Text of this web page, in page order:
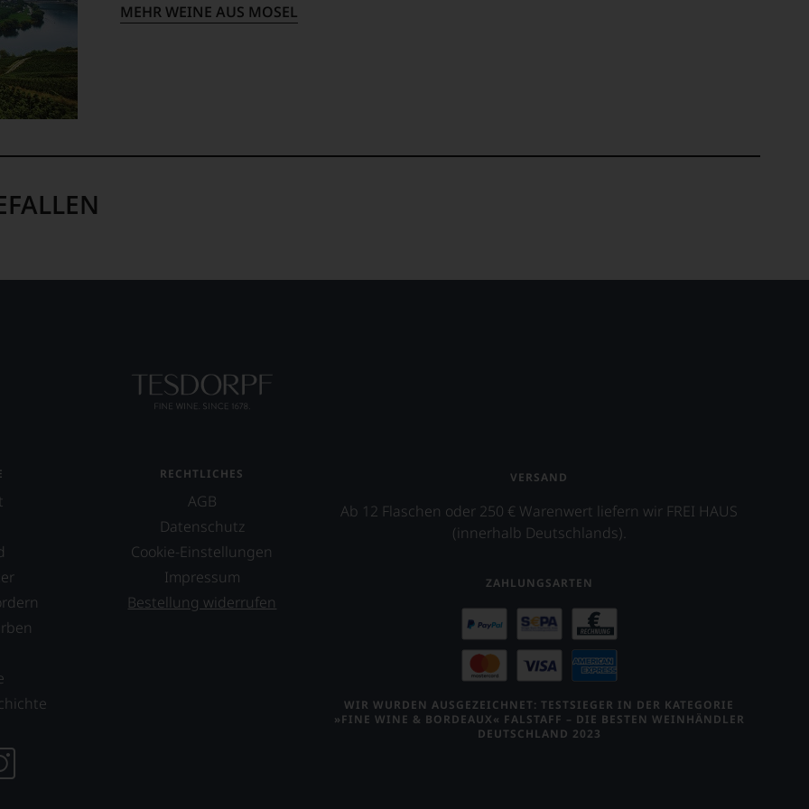
MEHR WEINE AUS MOSEL
RECHTLICHES
AGB
Datenschutz
Cookie-Einstellungen
Impressum
Bestellung widerrufen
VERSAND
Ab 12 Flaschen oder 250 € Warenwert liefern wir FREI HAUS
(innerhalb Deutschlands).
ZAHLUNGSARTEN
WIR WURDEN AUSGEZEICHNET: TESTSIEGER IN DER KATEGORIE
»FINE WINE & BORDEAUX« FALSTAFF – DIE BESTEN WEINHÄNDLER
DEUTSCHLAND 2023